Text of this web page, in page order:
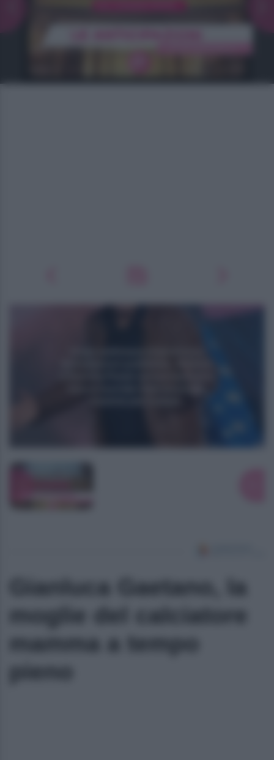
Gianluca Gaetano, la
moglie del calciatore
mamma a tempo
pieno